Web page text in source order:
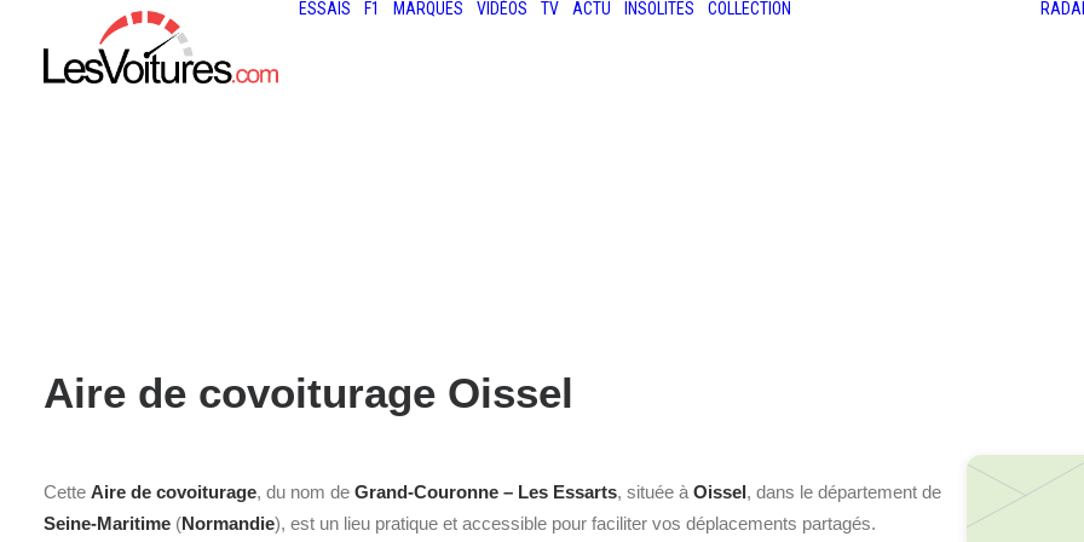
ESSAIS F1 MARQUES VIDÉOS TV ACTU INSOLITES COLLECTION
Aire de covoiturage Oissel
Cette Aire de covoiturage, du nom de Grand-Couronne – Les Essarts, située à Oissel, dans le département de
Seine-Maritime (Normandie), est un lieu pratique et accessible pour faciliter vos déplacements partagés.